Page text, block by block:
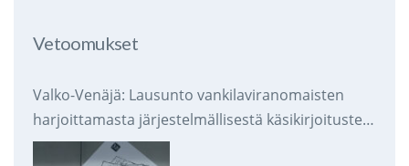
Vetoomukset
Valko-Venäjä: Lausunto vankilaviranomaisten
harjoittamasta järjestelmällisestä käsikirjoitusten
takavarikoinnista ja tuhoamisesta